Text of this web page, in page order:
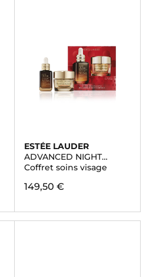
ESTÉE LAUDER
ADVANCED NIGHT
REPAIR
Coffret soins visage
149,50 €